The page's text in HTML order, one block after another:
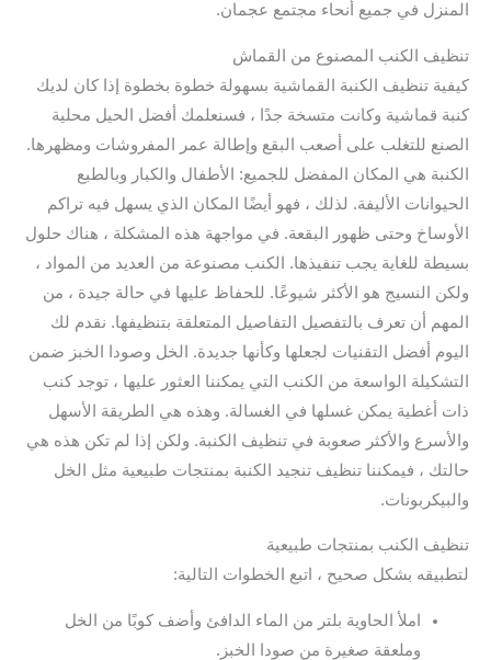
المنزل في جميع أنحاء مجتمع عجمان.
تنظيف الكنب المصنوع من القماش
كيفية تنظيف الكنبة القماشية بسهولة خطوة بخطوة إذا كان لديك
كنبة قماشية وكانت متسخة جدًا ، فسنعلمك أفضل الحيل محلية
الصنع للتغلب على أصعب البقع وإطالة عمر المفروشات ومظهرها.
الكنبة هي المكان المفضل للجميع: الأطفال والكبار وبالطبع
الحيوانات الأليفة. لذلك ، فهو أيضًا المكان الذي يسهل فيه تراكم
الأوساخ وحتى ظهور البقعة. في مواجهة هذه المشكلة ، هناك حلول
بسيطة للغاية يجب تنفيذها. الكنب مصنوعة من العديد من المواد ،
ولكن النسيج هو الأكثر شيوعًا. للحفاظ عليها في حالة جيدة ، من
المهم أن تعرف بالتفصيل التفاصيل المتعلقة بتنظيفها. نقدم لك
اليوم أفضل التقنيات لجعلها وكأنها جديدة. الخل وصودا الخبز ضمن
التشكيلة الواسعة من الكنب التي يمكننا العثور عليها ، توجد كنب
ذات أغطية يمكن غسلها في الغسالة. وهذه هي الطريقة الأسهل
والأسرع والأكثر صعوبة في تنظيف الكنبة. ولكن إذا لم تكن هذه هي
حالتك ، فيمكننا تنظيف تنجيد الكنبة بمنتجات طبيعية مثل الخل
والبيكربونات.
تنظيف الكنب بمنتجات طبيعية
لتطبيقه بشكل صحيح ، اتبع الخطوات التالية:
املأ الحاوية بلتر من الماء الدافئ وأضف كوبًا من الخل
وملعقة صغيرة من صودا الخبز.